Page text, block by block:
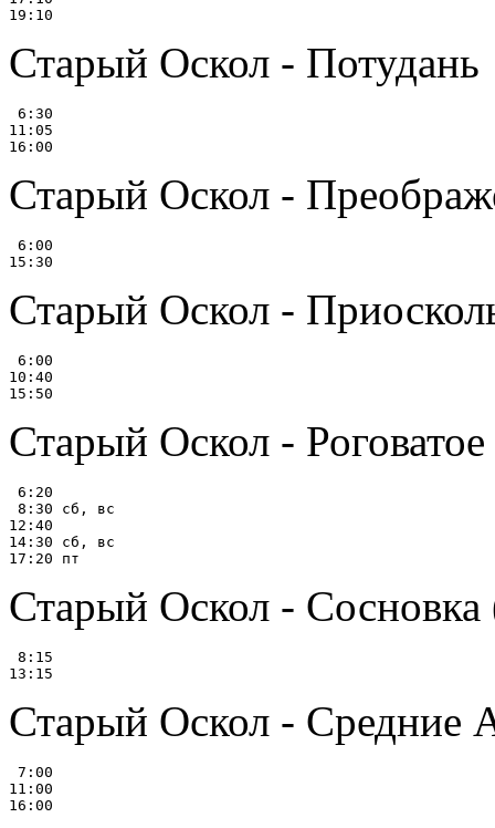
Старый Оскол - Потудань
6:30
11:05
Старый Оскол -
6:00
Старый Оскол -
6:00
10:40
Старый Оскол - Роговатое
6:20
8:30 сб, вс
12:40
14:30 сб, вс
Старый Оскол - Сосновка
8:15
Старый Оскол - Средние
7:00
11:00